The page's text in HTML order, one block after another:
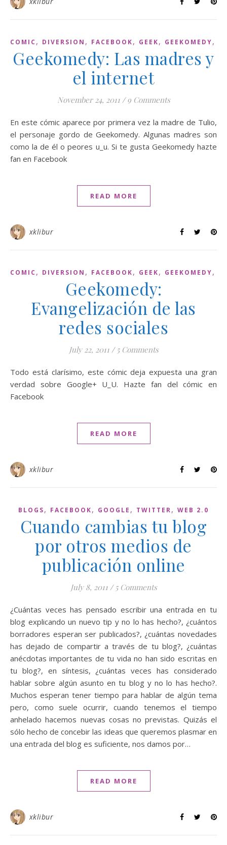
COMIC , DIVERSION , FACEBOOK, GEEK, GEEKOMEDY,
Geekomedy: Las madres y
el internet
November 24, 2011 / 9 Comments
En este cómic aparece por primera vez la madre de Tulio,
el personaje gordo de Geekomedy. Algunas madres son
como la de él o peores u_u. Si te gusta Geekomedy hazte
fan en Facebook
READ MORE
xklibur
COMIC , DIVERSION , FACEBOOK, GEEK, GEEKOMEDY,
Geekomedy:
Evangelización de las
redes sociales
July 22, 2011 / 5 Comments
Todo está clarísimo, este cómic deja expuesta una gran
verdad sobre Google+ U_U. Hazte fan del cómic en
Facebook
READ MORE
xklibur
BLOGS, FACEBOOK, GOOGLE , TWITTER, WEB 2.0
Cuando cambias tu blog
por otros medios de
publicación online
July 8, 2011 / 5 Comments
¿Cuántas veces has pensado escribir una entrada en tu
blog explicando un nuevo tip y no lo has hecho?, ¿cuántos
borradores esperan ser publicados?, ¿cuántas novedades
has dejado de compartir a través de tu blog?, ¿cuántas
anécdotas importantes de tu vida no han sido escritas en
tu blog?, en síntesis, ¿cuántas veces has considerado
hablar sobre algún asunto en tu blog y no lo has hecho?.
Muchos esperan tener tiempo para hablar de algún tema
pero, como suele ocurrir, cuando tenemos el tiempo
anhelado hacemos nuevas cosas no previstas. Quizás el
sólo hecho de concebir las ideas que queremos plasmar en
una entrada del blog es suficiente, nos damos por…
READ MORE
xklibur